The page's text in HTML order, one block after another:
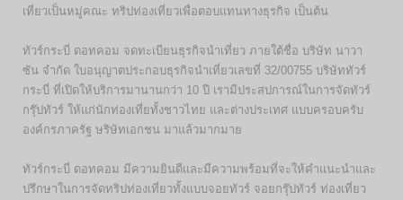
เที่ยวเป็นหมู่คณะ ทริปท่องเที่ยวเพื่อตอบแทนทางธุรกิจ เป็นต้น
ทัวร์กระบี่ ดอทคอม จดทะเบียนธุรกิจนำเที่ยว ภายใต้ชื่อ บริษัท นาวา
ซัน จำกัด ใบอนุญาตประกอบธุรกิจนำเที่ยวเลขที่ 32/00755 บริษัททัวร์
กระบี่ ที่เปิดให้บริการมานานกว่า 10 ปี เรามีประสปการณ์ในการจัดทัวร์
กรุ๊ปทัวร์ ให้แก่นักท่องเที่ยทั้งชาวไทย และต่างประเทศ แบบครอบครับ
องค์กรภาครัฐ ษริษัทเอกชน มาแล้วมากมาย
ทัวร์กระบี่ ดอทคอม มีความยินดีและมีความพร้อมที่จะให้คำแนะนำและ
ปรึกษาในการจัดทริปท่องเที่ยวทั้งแบบจอยทัวร์ จอยกรุ๊ปทัวร์ ท่องเที่ยว